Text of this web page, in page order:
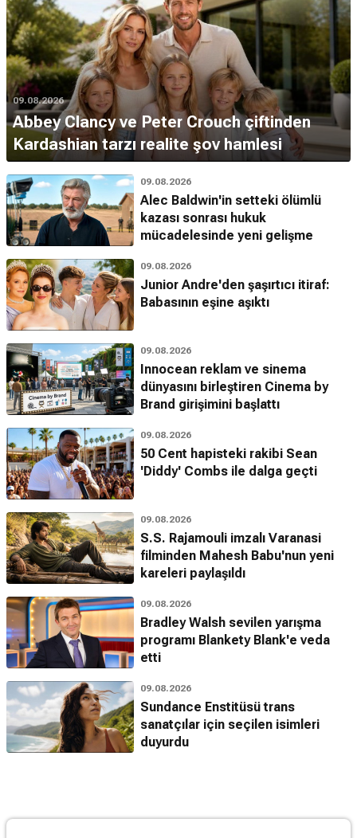
09.08.2026
Abbey Clancy ve Peter Crouch çiftinden
Kardashian tarzı realite şov hamlesi
09.08.2026
Alec Baldwin'in setteki ölümlü
kazası sonrası hukuk
mücadelesinde yeni gelişme
09.08.2026
Junior Andre'den şaşırtıcı itiraf:
Babasının eşine aşıktı
09.08.2026
Innocean reklam ve sinema
dünyasını birleştiren Cinema by
Brand girişimini başlattı
09.08.2026
50 Cent hapisteki rakibi Sean
'Diddy' Combs ile dalga geçti
09.08.2026
S.S. Rajamouli imzalı Varanasi
filminden Mahesh Babu'nun yeni
kareleri paylaşıldı
09.08.2026
Bradley Walsh sevilen yarışma
programı Blankety Blank'e veda
etti
09.08.2026
Sundance Enstitüsü trans
sanatçılar için seçilen isimleri
duyurdu